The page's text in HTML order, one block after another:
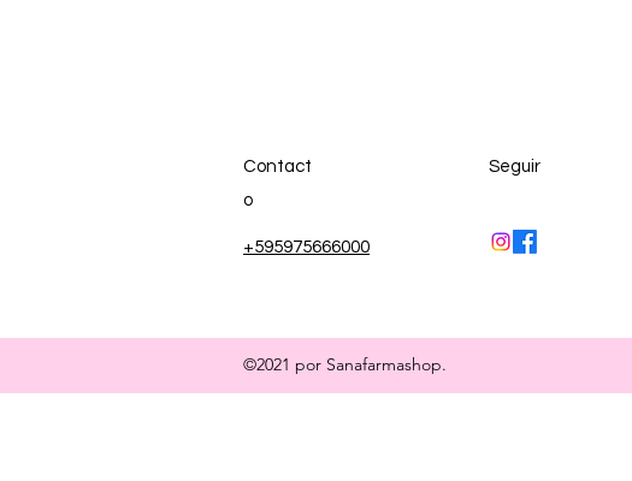
Contact
o
+595975666000
Seguir
©2021 por Sanafarmashop.